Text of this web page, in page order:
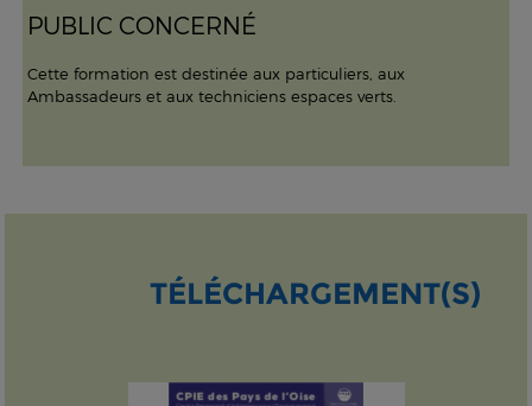
PUBLIC CONCERNÉ
Cette formation est destinée aux particuliers, aux
Ambassadeurs et aux techniciens espaces verts.
TÉLÉCHARGEMENT(S)